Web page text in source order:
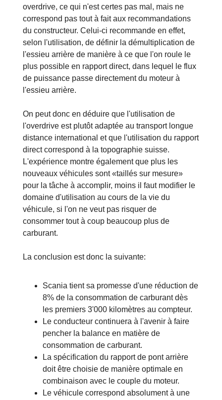
overdrive, ce qui n'est certes pas mal, mais ne
correspond pas tout à fait aux recommandations
du constructeur. Celui-ci recommande en effet,
selon l'utilisation, de définir la démultiplication de
l'essieu arrière de manière à ce que l'on roule le
plus possible en rapport direct, dans lequel le flux
de puissance passe directement du moteur à
l'essieu arrière.
On peut donc en déduire que l'utilisation de
l'overdrive est plutôt adaptée au transport longue
distance international et que l'utilisation du rapport
direct correspond à la topographie suisse.
L'expérience montre également que plus les
nouveaux véhicules sont «taillés sur mesure»
pour la tâche à accomplir, moins il faut modifier le
domaine d'utilisation au cours de la vie du
véhicule, si l'on ne veut pas risquer de
consommer tout à coup beaucoup plus de
carburant.
La conclusion est donc la suivante:
Scania tient sa promesse d'une réduction de
8% de la consommation de carburant dès
les premiers 3'000 kilomètres au compteur.
Le conducteur continuera à l'avenir à faire
pencher la balance en matière de
consommation de carburant.
La spécification du rapport de pont arrière
doit être choisie de manière optimale en
combinaison avec le couple du moteur.
Le véhicule correspond absolument à une